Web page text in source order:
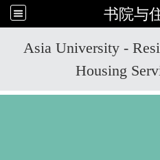
书院与
Asia University -
Housing